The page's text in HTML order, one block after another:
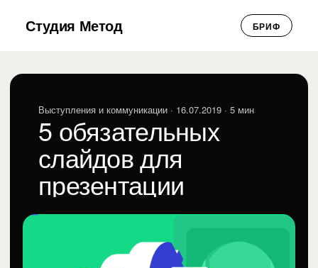
Студия Метод БРИФ
Выступления и коммуникации · 16.07.2019 · 5 мин
5 обязательных
слайдов для
презентации
ГГ